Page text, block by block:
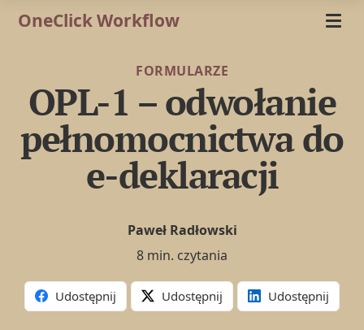
OneClick Workflow
FORMULARZE
OPL-1 – odwołanie
pełnomocnictwa do
e-deklaracji
Paweł Radłowski
8 min. czytania
Udostępnij Udostępnij Udostępnij